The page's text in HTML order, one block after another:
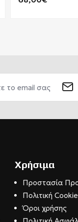
Χρήσιμα
Προστασία
Πολιτική
Όροι χρήσης